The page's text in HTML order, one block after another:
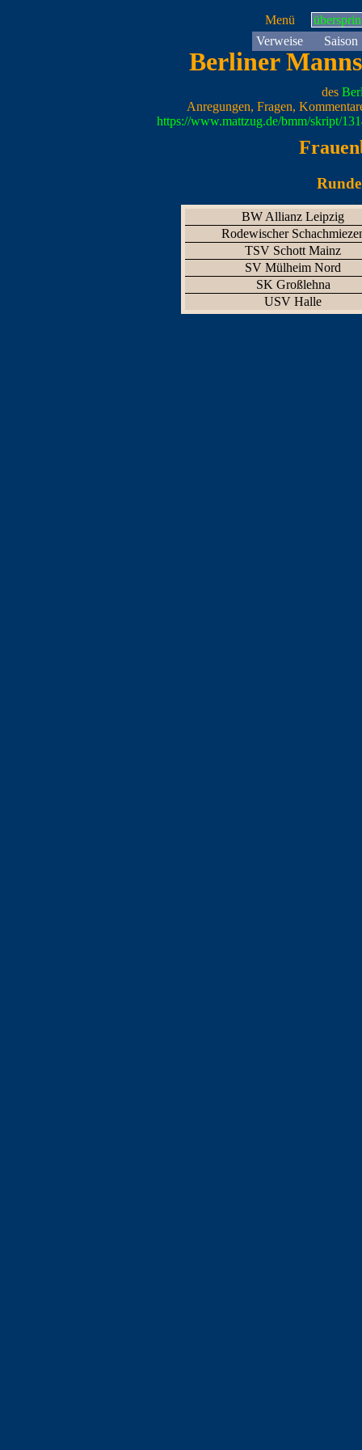
Menü
Verweise
Saison
Berliner
des
Anregungen, Fragen,
https://www.mattzug.de/bmm/skript/
BW Allianz Leipzig
Rodewischer
TSV Schott Mainz
SV Mülheim Nord
SK Großlehna
USV Halle